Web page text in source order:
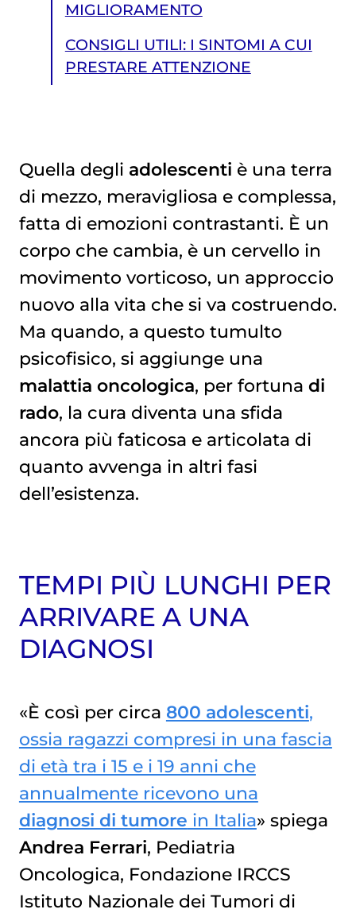
MIGLIORAMENTO
CONSIGLI UTILI: I SINTOMI A CUI
PRESTARE ATTENZIONE
CONSIGLI UTILI: I SINTOMI A CUI PRESTARE ATTENZIONE
Quella degli adolescenti è una terra
di mezzo, meravigliosa e complessa,
fatta di emozioni contrastanti. È un
corpo che cambia, è un cervello in
movimento vorticoso, un approccio
nuovo alla vita che si va costruendo.
Ma quando, a questo tumulto
psicofisico, si aggiunge una
malattia oncologica, per fortuna di
rado, la cura diventa una sfida
ancora più faticosa e articolata di
quanto avvenga in altri fasi
dell’esistenza.
TEMPI PIÙ LUNGHI PER
ARRIVARE A UNA
DIAGNOSI
«È così per circa 800 adolescenti,
ossia ragazzi compresi in una fascia
di età tra i 15 e i 19 anni che
annualmente ricevono una
diagnosi di tumore in Italia» spiega
Andrea Ferrari, Pediatria
Oncologica, Fondazione IRCCS
Istituto Nazionale dei Tumori di